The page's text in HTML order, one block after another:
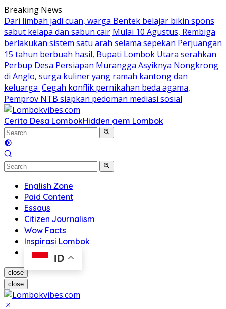
Skip
to
content
Breaking News
Dari limbah jadi cuan, warga Bentek belajar bikin spons
sabut kelapa dan sabun cair Mulai 10 Agustus, Rembiga
berlakukan sistem satu arah selama sepekan Perjuangan
15 tahun berbuah hasil, Bupati Lombok Utara serahkan
Perbup Desa Persiapan Murangga Asyiknya Nongkrong
di Anglo, surga kuliner yang ramah kantong dan
keluarga Cegah konflik pernikahan beda agama,
Pemprov NTB siapkan pedoman mediasi sosial
Cerita Desa LombokHidden gem Lombok
English Zone
Paid Content
Essays
Citizen Journalism
Wow Facts
Inspirasi Lombok
ID
close
close